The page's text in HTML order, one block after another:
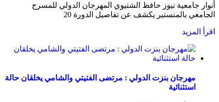
أنوار جامعية نيوز حافظ الشتيوي المهرجان الدولي للمسرح
الجامعي بالمنستير يكشف عن تفاصيل الدورة 20
اقرأ المزيد
مهرجان بنزت الدولي : مرتضى الفتيتي والشامي يخلقان حالة
استثنائية